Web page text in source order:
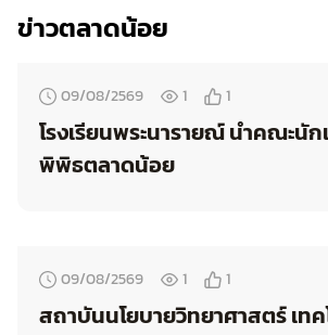
ข่าวตลาดน้อย
09/08/2569 1 1
โรงเรียนพระนารายณ์ นำคณะนั
พิพิธตลาดน้อย
09/08/2569 1 1
สถาบันนโยบายวิทยาศาสตร์ เทค